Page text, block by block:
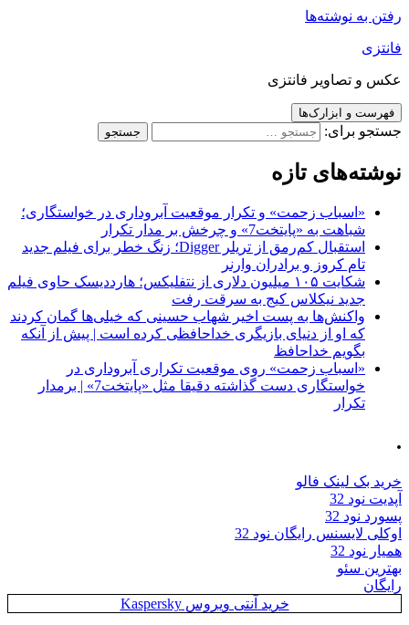
رفتن به نوشته‌ها
فانتزی
عکس و تصاویر فانتزی
فهرست و ابزارک‌ها
جستجو برای:
نوشته‌های تازه
«اسباب زحمت» و تکرار موقعیت آبروداری در خواستگاری؛
شباهت به «پایتخت7» و چرخش بر مدار تکرار
استقبال کم‌رمق از تریلر Digger؛ زنگ خطر برای فیلم جدید
تام کروز و برادران وارنر
شکایت ۱۰۵ میلیون دلاری از نتفلیکس؛ هارددیسک حاوی فیلم
جدید نیکلاس کیج به سرقت رفت
واکنش‌ها به پست اخیر شهاب حسینی که خیلی‌ها گمان کردند
که او از دنیای بازیگری خداحافظی کرده است | پیش از آنکه
بگویم خداحافظ
«اسباب زحمت» روی موقعیت تکراری آبروداری در
خواستگاری دست گذاشته دقیقا مثل «پایتخت7» | برمدار
تکرار
.
خرید بک لینک فالو
آپدیت نود 32
پسورد نود 32
اوکلی لایسنس رایگان نود 32
همیار نود 32
بهترین سئو
رایگان
خرید آنتی ویروس Kaspersky